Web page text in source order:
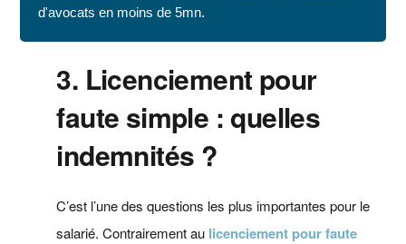
d'avocats en moins de 5mn.
3. Licenciement pour
faute simple : quelles
indemnités ?
C’est l’une des questions les plus importantes pour le
salarié. Contrairement au licenciement pour faute